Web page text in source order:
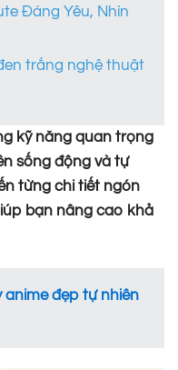
Đáng Yêu, Nhìn
trắng nghệ thuật
kỹ năng quan trọng
sống động và tự
từng chi tiết ngón
bạn nâng cao khả
anime đẹp tự nhiên